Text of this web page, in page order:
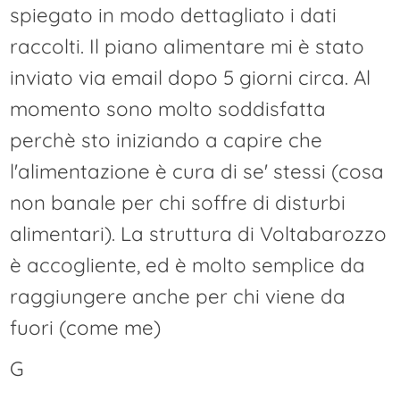
spiegato in modo dettagliato i dati
raccolti. Il piano alimentare mi è stato
inviato via email dopo 5 giorni circa. Al
momento sono molto soddisfatta
perchè sto iniziando a capire che
l'alimentazione è cura di se' stessi (cosa
non banale per chi soffre di disturbi
alimentari). La struttura di Voltabarozzo
è accogliente, ed è molto semplice da
raggiungere anche per chi viene da
fuori (come me)
G